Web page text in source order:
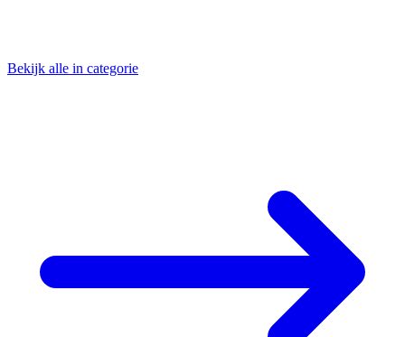
Bekijk alle in categorie